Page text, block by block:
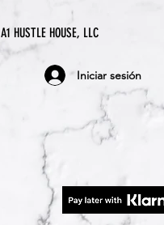
A1 HUSTLE HOUSE, LLC
Iniciar sesión